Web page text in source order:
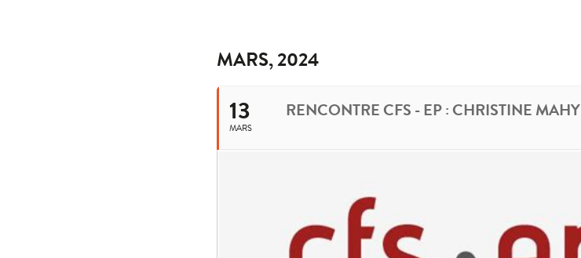
MARS, 2024
13
MARS
RENCONTRE CFS - EP : CHRISTINE MAHY